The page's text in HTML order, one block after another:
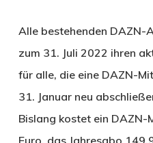
Alle bestehenden DAZN-
zum 31. Juli 2022 ihren
für alle, die eine DAZN-
31. Januar neu
Bislang kostet ein
Euro, das Jahresabo